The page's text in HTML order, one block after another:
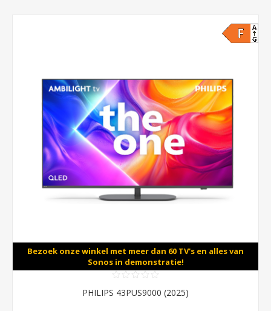
Bezoek onze winkel met meer dan 60 TV's en alles van
Sonos in demonstratie!
PHILIPS 43PUS9000 (2025)